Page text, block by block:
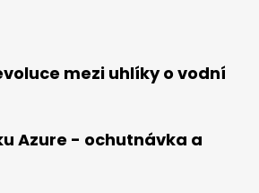
mezi uhlíky o vodní
Azure - ochutnávka a